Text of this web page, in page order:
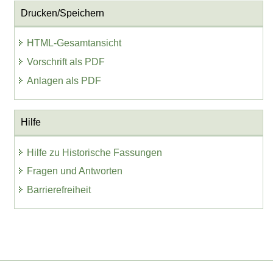
Drucken/Speichern
HTML-Gesamtansicht
Vorschrift als PDF
Anlagen als PDF
Hilfe
Hilfe zu Historische Fassungen
Fragen und Antworten
Barrierefreiheit